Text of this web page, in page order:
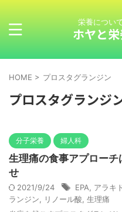
栄養につい
ホヤと
HOME > プロスタグランジン
プロスタグランジ
分子栄養 婦人科
生理痛の食事アプロー
せ
2021/9/24 EPA アラキ
ランジン
リノール酸 生理痛